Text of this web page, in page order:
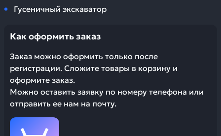
Гусеничный экскаватор
Как оформить заказ
Заказ можно оформить только после
регистрации. Сложите товары в корзину и
оформите заказ.
Можно оставить заявку по номеру телефона или
отправить ее нам на почту.